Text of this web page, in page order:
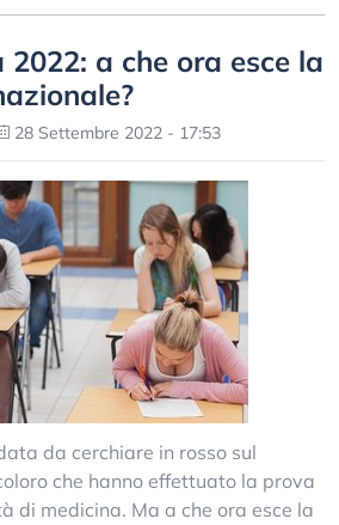
2022: a che ora esce la
28 Settembre 2022 - 17:53
da cerchiare in rosso sul
che hanno effettuato la prova
di medicina. Ma a che ora esce la